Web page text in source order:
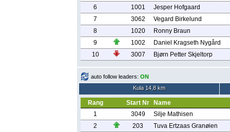
6
1001
Jesper Hofgaard
7
3062
Vegard Birkelund
8
1020
Ronny Braun
9
1002
Daniel Kragseth Nygård
10
3007 Bjørn Petter Skjeltorp
auto follow leaders: ON
Kula 14,8 km
Rang Start Nr
Name
1
3049
Silje Mathisen
2
203
Tuva Ertzaas Granøien